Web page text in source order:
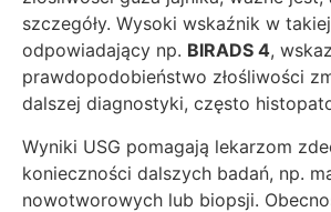
szczegóły. Wysoki wskaźnik w
odpowiadający np. BIRADS 4,
prawdopodobieństwo złośliwości
dalszej diagnostyki, często
Wyniki USG pomagają lekarzom
konieczności dalszych badań, np.
nowotworowych lub biopsji.